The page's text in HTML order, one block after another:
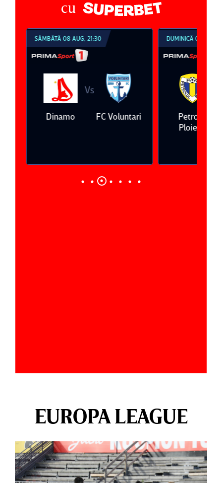
cu
SÂMBĂTĂ 08 AUG, 21:30
Dinamo
Vs
FC Voluntari
DUMINICĂ 09 AUG,
Petrolul
Ploieşti
EUROPA LEAGUE